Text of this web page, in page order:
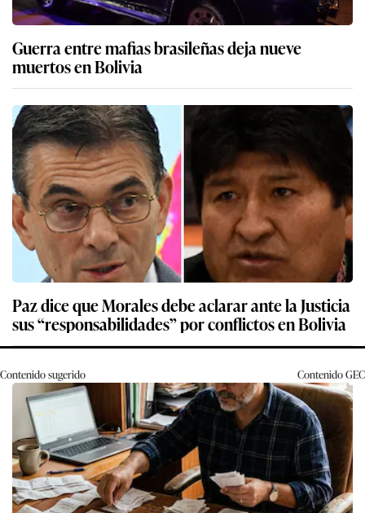
Guerra entre mafias brasileñas deja nueve
muertos en Bolivia
Paz dice que Morales debe aclarar ante la Justicia
sus “responsabilidades” por conflictos en Bolivia
Contenido sugerido ContenidoGEC